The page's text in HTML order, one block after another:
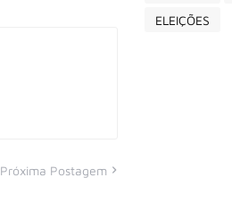
Próxima Postagem
ELEIÇÕES